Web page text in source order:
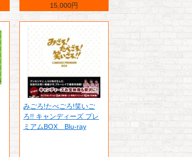
15,000円
みごろ!たべごろ!笑いご
ろ!! キャンディーズ プレ
ミアムBOX Blu-ray